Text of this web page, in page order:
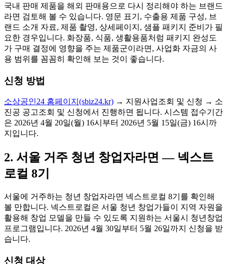
국내 판매 제품을 해외 판매용으로 다시 정리해야 하는 브랜드
라면 검토해 볼 수 있습니다. 영문 표기, 수출용 제품 구성, 브
랜드 소개 자료, 제품 촬영, 상세페이지, 샘플 패키지 준비가 필
요한 경우입니다. 화장품, 식품, 생활용품처럼 패키지 완성도
가 구매 결정에 영향을 주는 제품군이라면, 사업화 자금의 사
용 범위를 꼼꼼히 확인해 보는 것이 좋습니다.
신청 방법
소상공인24 홈페이지(sbiz24.kr) → 지원사업조회 및 신청 → 소
진공 공고조회 및 신청에서 진행하면 됩니다. 시스템 접수기간
은 2026년 4월 20일(월) 16시부터 2026년 5월 15일(금) 16시까
지입니다.
2. 서울 거주 청년 창업자라면 — 넥스트
로컬 8기
서울에 거주하는 청년 창업자라면 넥스트로컬 8기를 확인해
볼 만합니다. 넥스트로컬은 서울 청년 창업가들이 지역 자원을
활용해 창업 모델을 만들 수 있도록 지원하는 서울시 청년창업
프로그램입니다. 2026년 4월 30일부터 5월 26일까지 신청을 받
습니다.
신청 대상